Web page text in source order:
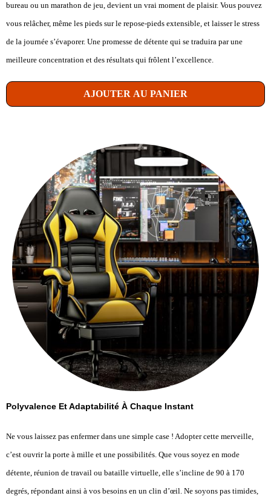
bureau ou un marathon de jeu, devient un vrai moment de plaisir. Vous pouvez
vous relâcher, même les pieds sur le repose-pieds extensible, et laisser le stress
de la journée s’évaporer. Une promesse de détente qui se traduira par une
meilleure concentration et des résultats qui frôlent l’excellence.
AJOUTER AU PANIER
Polyvalence Et Adaptabilité À Chaque Instant
Ne vous laissez pas enfermer dans une simple case ! Adopter cette merveille,
c’est ouvrir la porte à mille et une possibilités. Que vous soyez en mode
détente, réunion de travail ou bataille virtuelle, elle s’incline de 90 à 170
degrés, répondant ainsi à vos besoins en un clin d’œil. Ne soyons pas timides,